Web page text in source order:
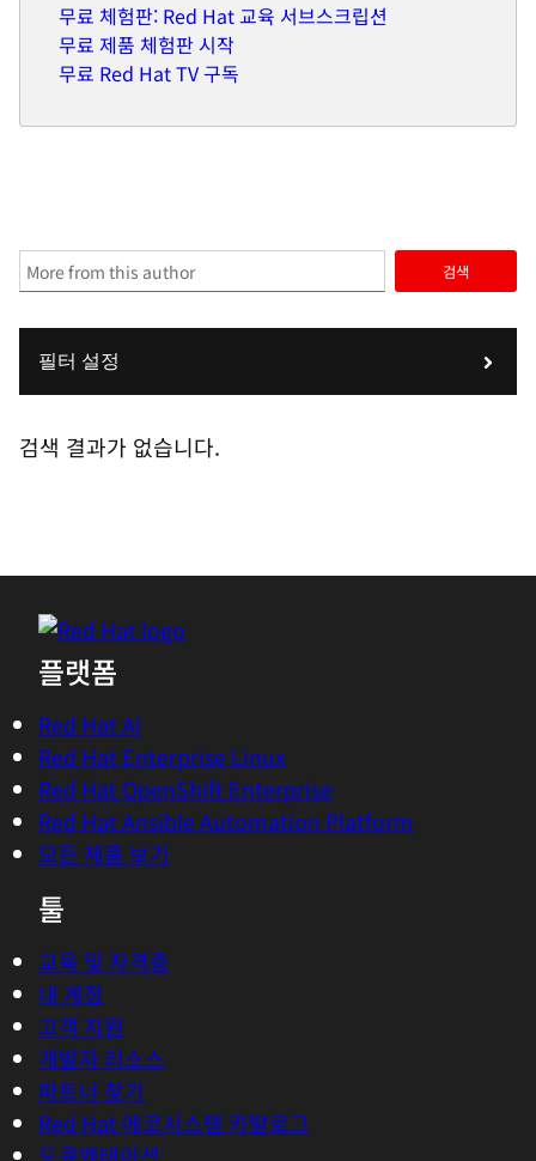
무료 체험판: Red Hat 교육 서브스크립션
무료 제품 체험판 시작
무료 Red Hat TV 구독
검색
필터 설정
검색 결과가 없습니다.
플랫폼
Red Hat AI
Red Hat Enterprise Linux
Red Hat OpenShift Enterprise
Red Hat Ansible Automation Platform
모든 제품 보기
툴
교육 및 자격증
내 계정
고객 지원
개발자 리소스
파트너 찾기
Red Hat 에코시스템 카탈로그